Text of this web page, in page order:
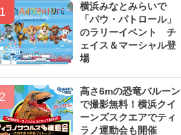
1
横浜みなとみらいで
「パウ・パトロール」
のラリーイベント チ
ェイス＆マーシャル登
場
2
高さ6mの恐竜バルーン
で撮影無料！横浜クイ
ーンズスクエアでティ
ラノ運動会も開催